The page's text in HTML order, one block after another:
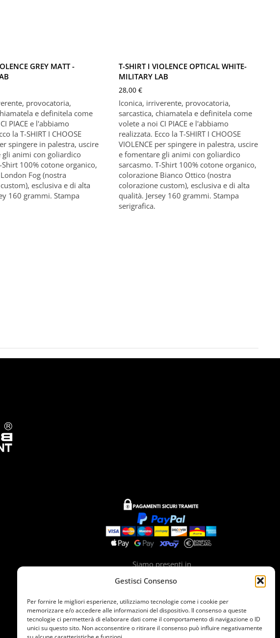
Gestisci Consenso
Per fornire le migliori esperienze, utilizziamo tecnologie come i cookie per
memorizzare e/o accedere alle informazioni del dispositivo. Il consenso a queste
tecnologie ci permetterà di elaborare dati come il comportamento di navigazione o ID
unici su questo sito. Non acconsentire o ritirare il consenso può influire negativamente
GREY MATT -
provocatoria,
e definitela come
PIACE e l'abbiamo
la T-SHIRT I CHOOSE
spingere in palestra, uscire
gli animi con goliardico
Shirt 100% cotone organico,
Fog (nostra
esclusiva e di alta
160 grammi. Stampa
T-SHIRT I VIOLENCE OPTICAL WHITE-
MILITARY LAB
28,00 €
Iconica, irriverente, provocatoria,
sarcastica, chiamatela e definitela come
volete a noi CI PIACE e l'abbiamo
realizzata. Ecco la T-SHIRT I CHOOSE
VIOLENCE per spingere in palestra, uscire
e fomentare gli animi con goliardico
sarcasmo. T-Shirt 100% cotone organico,
colorazione Bianco Ottico (nostra
colorazione custom), esclusiva e di alta
qualità. Jersey 160 grammi. Stampa
serigrafica.
Siamo presenti in